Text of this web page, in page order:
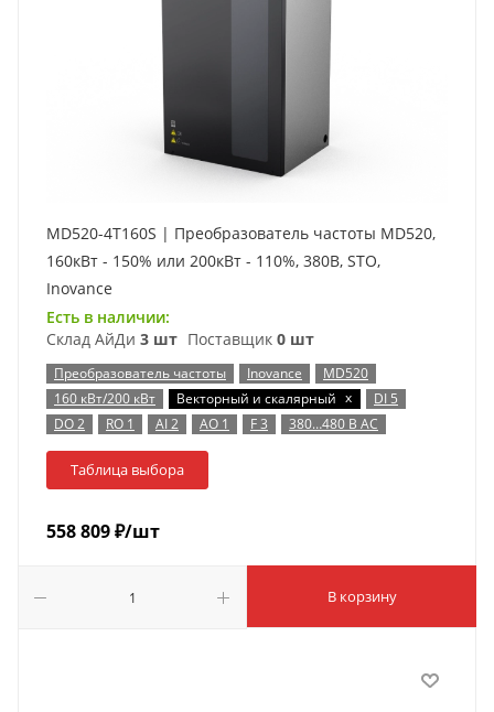
MD520-4T160S | Преобразователь частоты MD520,
160кВт - 150% или 200кВт - 110%, 380В, STO,
Inovance
Есть в наличии:
Склад АйДи 3 шт Поставщик 0 шт
Преобразователь частоты Inovance
MD520
160 кВт/200 кВт
Векторный и скалярный x
DI 5
DO 2
RO 1 AI 2 AO 1 F 3 380…480 В AC
Таблица выбора
558 809₽/шт
В корзину